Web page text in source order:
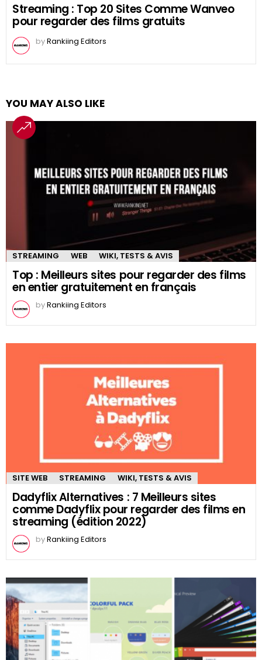
Streaming : Top 20 Sites Comme Wanveo
pour regarder des films gratuits
byRankiing Editors
YOU MAY ALSO LIKE
STREAMING WEB WIKI, TESTS & AVIS
Top : Meilleurs sites pour regarder des films
en entier gratuitement en français
byRankiing Editors
SITE WEB STREAMING WIKI, TESTS & AVIS
Dadyflix Alternatives : 7 Meilleurs sites
comme Dadyflix pour regarder des films en
streaming (édition 2022)
byRankiing Editors